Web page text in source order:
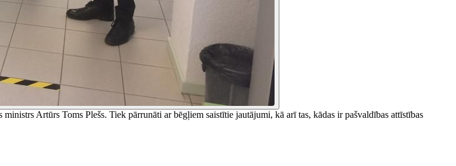
Artūrs Toms Plešs. Tiek pārrunāti ar bēgļiem saistītie jautājumi, kā arī tas, kādas ir pašvaldības attīstības